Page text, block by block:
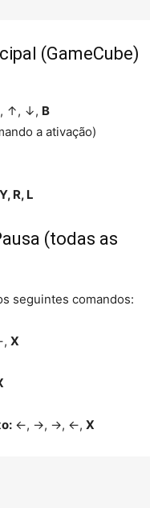
(GameCube)
↑, ↓, B
a ativação)
R, L
(todas as
seguintes comandos:
X
←, →, →, ←, X